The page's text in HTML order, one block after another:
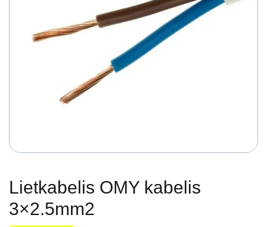
Lietkabelis OMY kabelis
3×2.5mm2